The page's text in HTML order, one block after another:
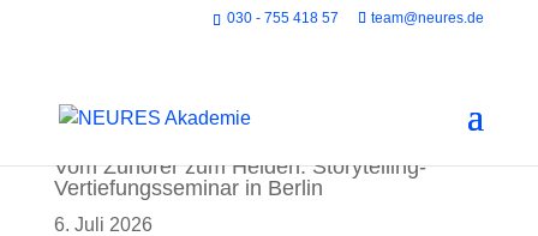
030 - 755 418 57 team@neures.de
Vom Zuhörer zum Helden: Storytelling-
Vertiefungsseminar in Berlin
6. Juli 2026